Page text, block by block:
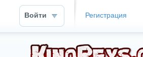
Войти Регистрация